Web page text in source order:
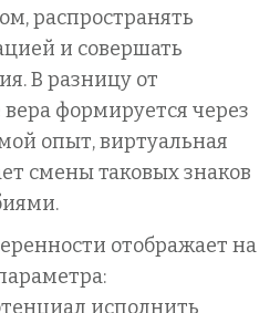
распространять
и совершать
В разницу от
формируется через
опыт, виртуальная
смены таковых знаков
отображает на
исполнить